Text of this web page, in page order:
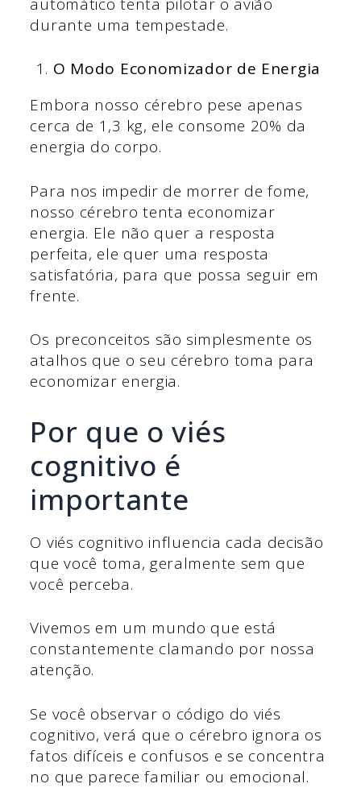
durante uma tempestade.
O Modo Economizador de Energia
Embora nosso cérebro pese apenas
cerca de 1,3 kg, ele consome 20% da
energia do corpo.
Para nos impedir de morrer de fome,
nosso cérebro tenta economizar
energia. Ele não quer a resposta
perfeita, ele quer uma resposta
satisfatória, para que possa seguir em
frente.
Os preconceitos são simplesmente os
atalhos que o seu cérebro toma para
economizar energia.
Por que o viés
cognitivo é
importante
O viés cognitivo influencia cada decisão
que você toma, geralmente sem que
você perceba.
Vivemos em um mundo que está
constantemente clamando por nossa
atenção.
Se você observar o código do viés
cognitivo, verá que o cérebro ignora os
fatos difíceis e confusos e se concentra
no que parece familiar ou emocional.